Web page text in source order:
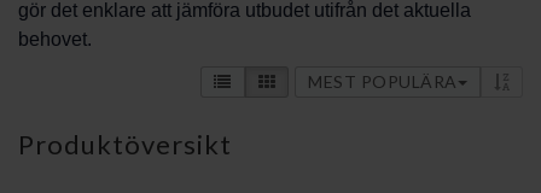
gör det enklare att jämföra utbudet utifrån det aktuella
behovet.
MEST POPULÄRA
Produktöversikt